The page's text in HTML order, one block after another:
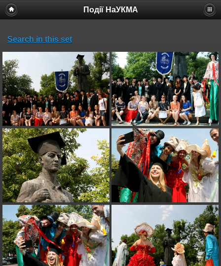
Події НаУКМА
Search in this set